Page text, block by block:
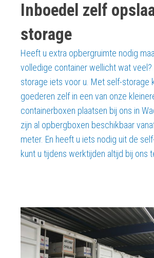
Inboedel zelf
storage
Heeft u extra opbergruimte nodig
volledige container wellicht wat veel?
storage iets voor u. Met self-storage
goederen zelf in een van onze
containerboxen plaatsen bij ons in
zijn al opbergboxen beschikbaar
meter. En heeft u iets nodig uit de
kunt u tijdens werktijden altijd bij ons